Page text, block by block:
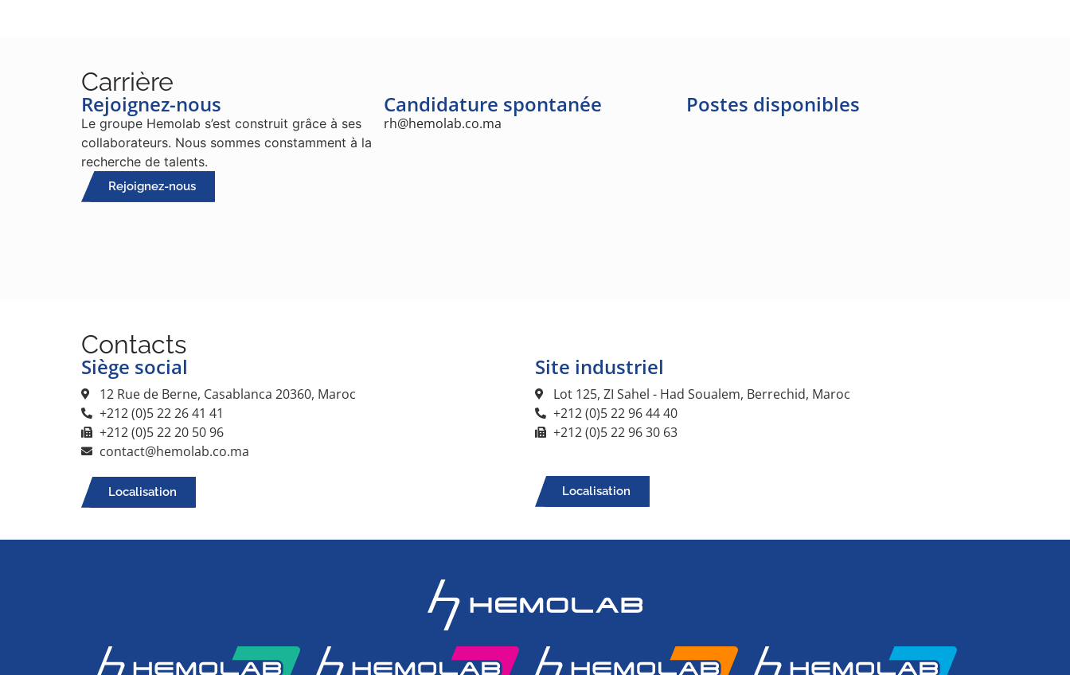
Carrière
Rejoignez-nous
Le groupe Hemolab s’est construit grâce à ses
collaborateurs. Nous sommes constamment à la
recherche de talents.
Rejoignez-nous
Candidature spontanée
rh@hemolab.co.ma
Postes disponibles
Contacts
Siège social
12 Rue de Berne, Casablanca 20360, Maroc
+212 (0)5 22 26 41 41
+212 (0)5 22 20 50 96
contact@hemolab.co.ma
Localisation
Site industriel
Lot 125, ZI Sahel - Had Soualem, Berrechid, Maroc
+212 (0)5 22 96 44 40
+212 (0)5 22 96 30 63
Localisation